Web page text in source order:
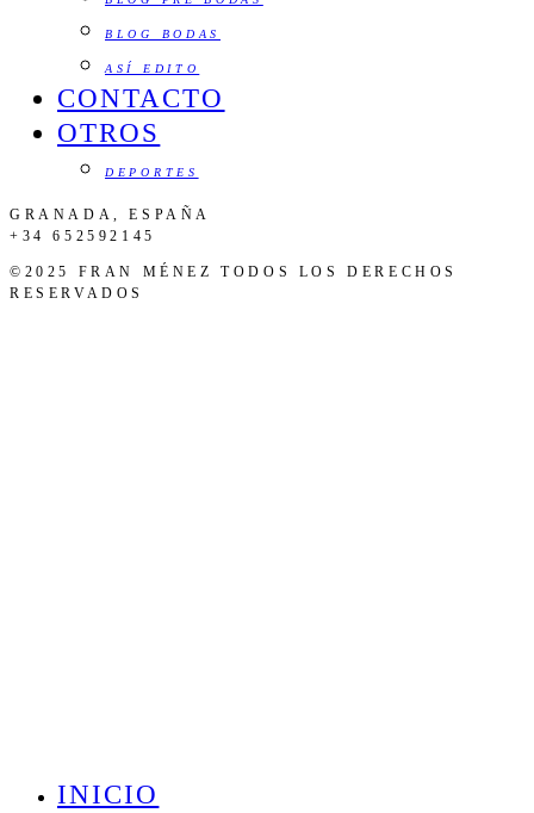
BLOG BODAS
ASÍ EDITO
CONTACTO
OTROS
DEPORTES
GRANADA, ESPAÑA
+34 652592145
©2025 FRAN MÉNEZ TODOS LOS DERECHOS
RESERVADOS
INICIO